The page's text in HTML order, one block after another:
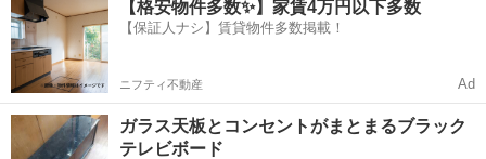
社負担！生活支援物資事前対応可◎格安食堂利用可！年間休日135日
♪《山口県山口市》 人気の工...
【格安物件多数✨】家賃4万円以下多数
【保証人ナシ】賃貸物件多数掲載！
ニフティ不動産 Ad
ガラス天板とコンセントがまとまるブラック
テレビボード